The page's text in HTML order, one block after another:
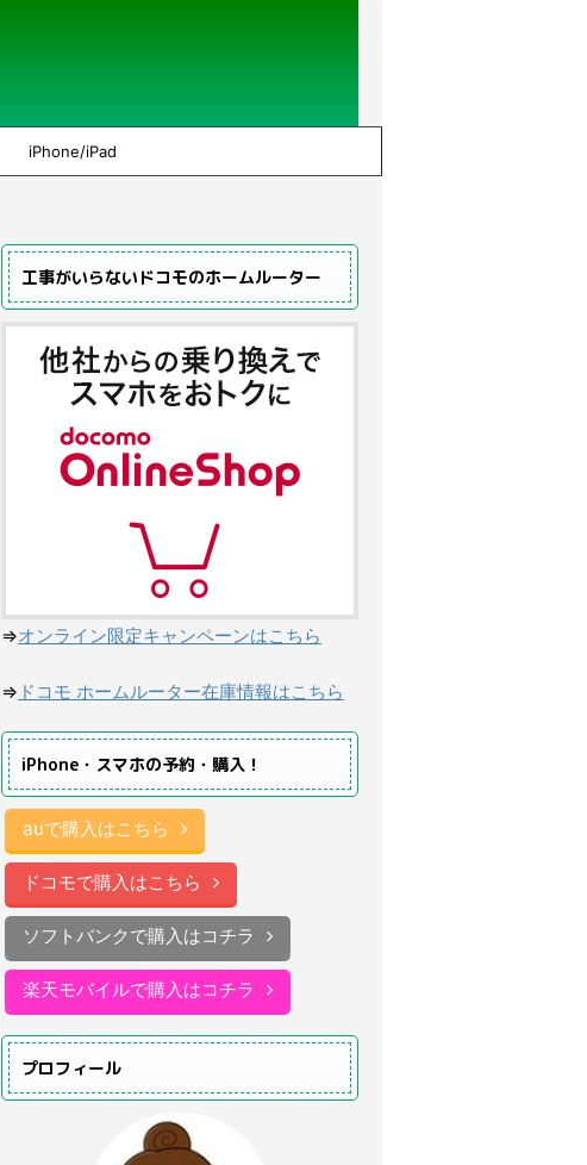
iPhone/iPad
工事がいらないドコモのホームルーター
⇒オンライン限定キャンペーンはこちら
⇒ ドコモ ホームルーター在庫情報はこちら
iPhone・スマホの予約・購入！
auで購入はこちら
ドコモで購入はこちら
ソフトバンクで購入はコチラ
楽天モバイルで購入はコチラ
プロフィール